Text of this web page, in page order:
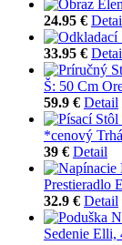
24.95 €
33.95 €
Š: 50 Cm
59.9 € Detail
*cenový
39 € Detail
Prestieradlo
32.9 € Detail
Sedenie Elli,